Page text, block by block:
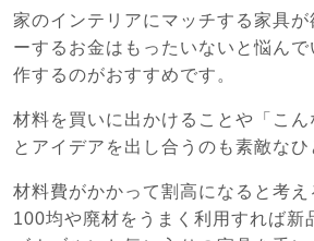
家のインテリアにマッチする家具
ーするお金はもったいないと悩ん
作するのがおすすめです。
材料を買いに出かけることや「こん
とアイデアを出し合うのも素敵なひ
材料費がかかって割高になると考え
100均や廃材をうまく利用すれば新